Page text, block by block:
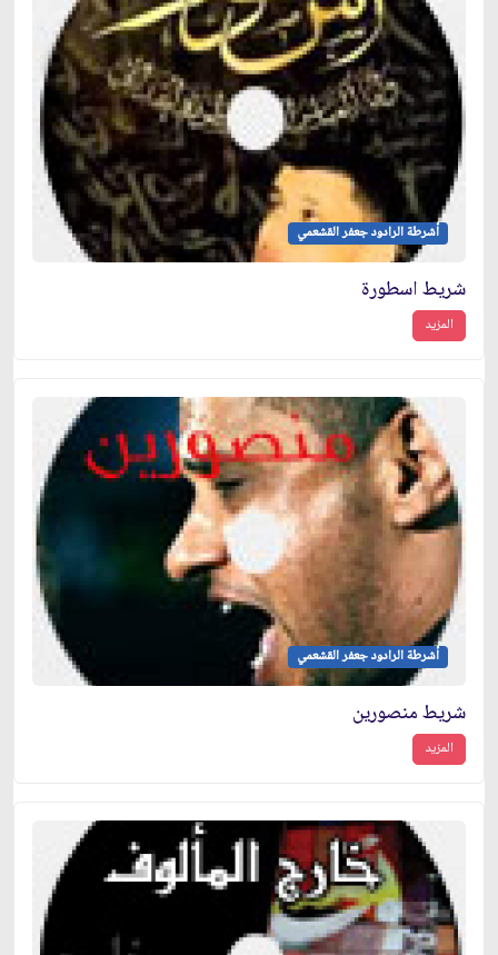
أشرطة الرادود جعفر القشعمي
شريط اسطورة
المزيد
أشرطة الرادود جعفر القشعمي
شريط منصورين
المزيد